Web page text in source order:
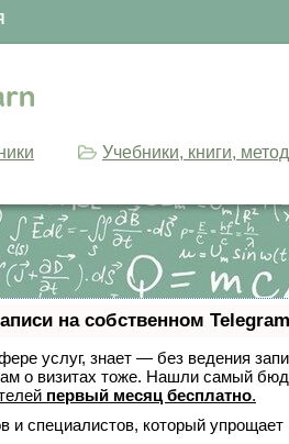
Учебники, книги,
на собственном
услуг, знает — без ведения
о визитах тоже. Нашли самый
первый месяц бесплатно.
и специалистов, который упрощает